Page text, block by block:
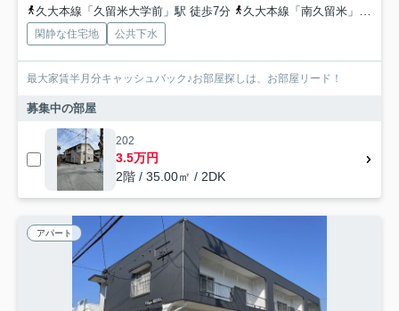
久大本線「久留米大学前」駅 徒歩7分
久大本線「南久留米」駅 徒歩32分
閑静な住宅地 公共下水
最大家賃半月分キャッシュバック♪お部屋探しは、お部屋リード！
募集中の部屋
202
3.5万円
2階 / 35.00㎡ / 2DK
アパート